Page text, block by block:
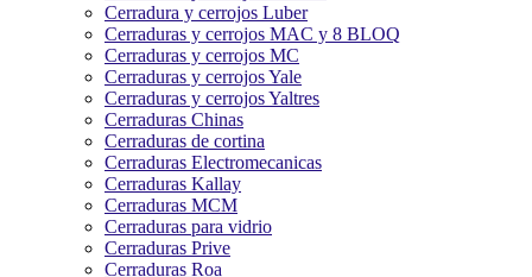
Cerradura y cerrojos Luber
Cerraduras y cerrojos MAC y 8 BLOQ
Cerraduras y cerrojos MC
Cerraduras y cerrojos Yale
Cerraduras y cerrojos Yaltres
Cerraduras Chinas
Cerraduras de cortina
Cerraduras Electromecanicas
Cerraduras Kallay
Cerraduras MCM
Cerraduras para vidrio
Cerraduras Prive
Cerraduras Roa